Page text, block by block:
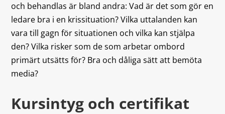
och behandlas är bland andra: Vad är det som gör en
ledare bra i en krissituation? Vilka uttalanden kan
vara till gagn för situationen och vilka kan stjälpa
den? Vilka risker som de som arbetar ombord
primärt utsätts för? Bra och dåliga sätt att bemöta
media?
Kursintyg och certifikat